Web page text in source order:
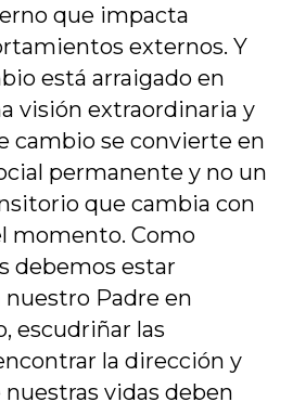
que impacta
externos. Y
está arraigado en
visión extraordinaria y
cambio se convierte en
permanente y no un
que cambia con
momento. Como
debemos estar
Padre en
escudriñar las
la dirección y
vidas deben